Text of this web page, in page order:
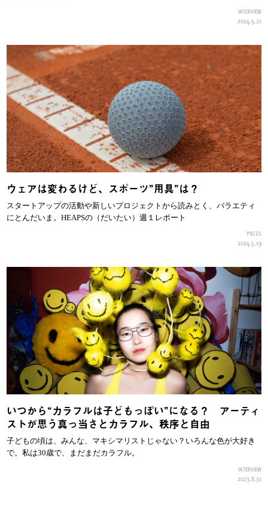
INTERVIEW
2024.5.21
ウェアは変わるけど、スポーツ”用具”は？
スタートアップの活動や新しいプロジェクトから読みとく、バラエティ
にとんだいま。HEAPSの（だいたい）週１レポート
PIECES
2024.5.19
いつから“カラフルは子どもっぽい”になる？ アーティ
ストが思う真っ当さとカラフル、秩序と自由
子どもの頃は、みんな、マキシマリストじゃない？いろんな色が大好き
で。私は30歳で、まだまだカラフル。
INTERVIEW
2023.8.31